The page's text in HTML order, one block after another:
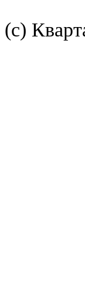
(с)